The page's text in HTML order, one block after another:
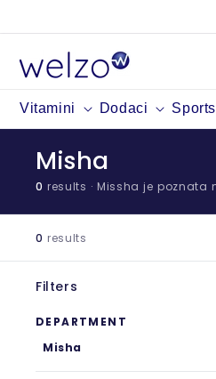
sadržaj
Vitamini Dodaci
Misha
0 results · Missha je
0 results
Filters
DEPARTMENT
Misha